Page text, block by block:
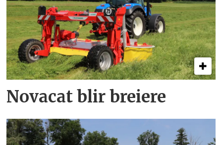
Novacat blir breiere